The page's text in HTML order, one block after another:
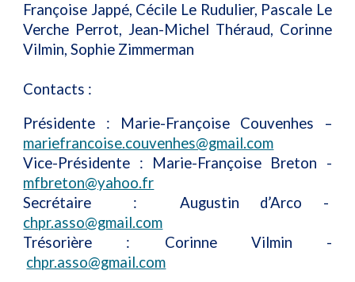
Françoise Jappé, Cécile Le Rudulier, Pascale Le
Verche Perrot, Jean-Michel Théraud, Corinne
Vilmin,Sophie Zimmerman
Contacts :
Présidente : Marie-Françoise Couvenhes –
mariefrancoise.couvenhes@gmail.com
Vice-Présidente : Marie-Françoise Breton -
mfbreton@yahoo.fr
Secrétaire
: Augustin d’Arco -
chpr.asso@gmail.com
Trésorière : Corinne Vilmin -
chpr.asso@gmail.com